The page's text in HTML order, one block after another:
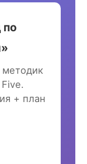
по
методик
+ план